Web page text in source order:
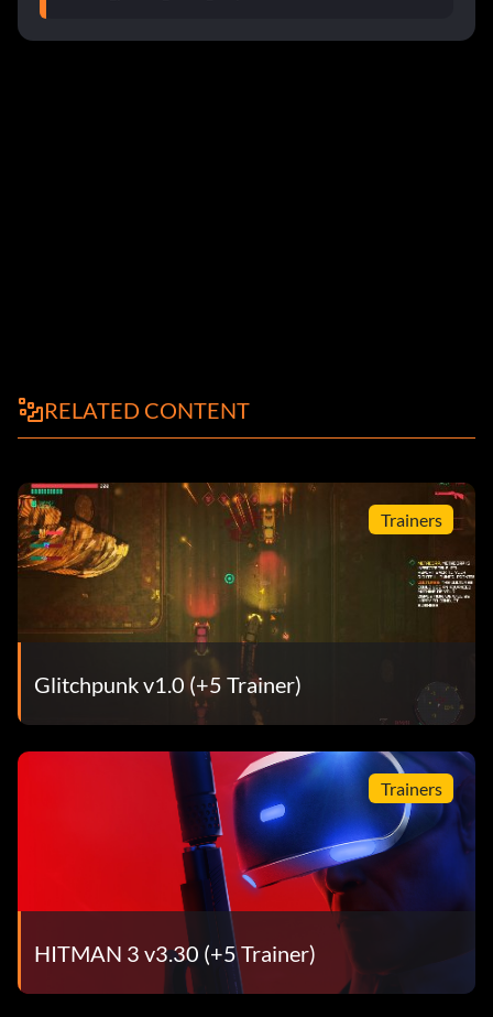
RELATED CONTENT
Trainers
Glitchpunk v1.0 (+5 Trainer)
Trainers
HITMAN 3 v3.30 (+5 Trainer)